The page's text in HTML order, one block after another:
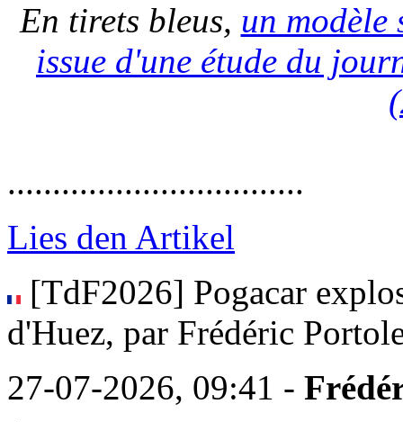
En tirets bleus, un modèle
issue d'une étude du
.................................
Lies den Artikel
[TdF2026] Pogacar
d'Huez, par Frédéric
27-07-2026, 09:41 -